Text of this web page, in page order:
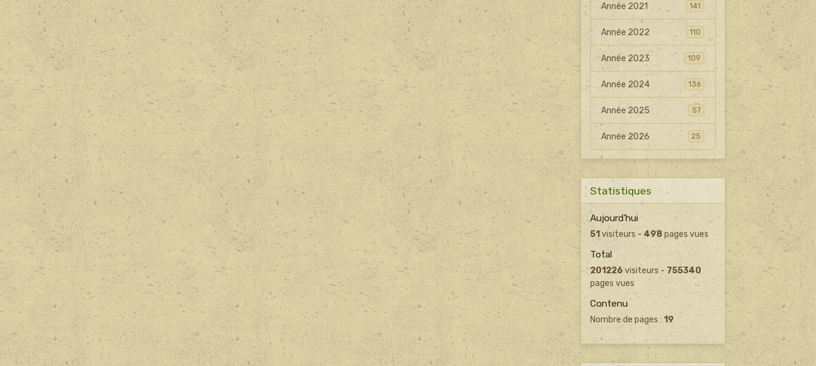
Année 2021 141
Année 2022 110
Année 2023 109
Année 2024 136
Année 2025 57
Année 2026 25
Statistiques
Aujourd'hui
51visiteurs -498 pages vues
Total
201226visiteurs - 755340
pages vues
Contenu
Nombre de pages : 19